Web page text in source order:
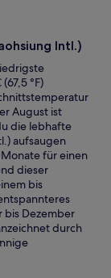
Intl.)
°F)
August ist
die lebhafte
aufsaugen
für einen
dieser
bis
bis Dezember
durch